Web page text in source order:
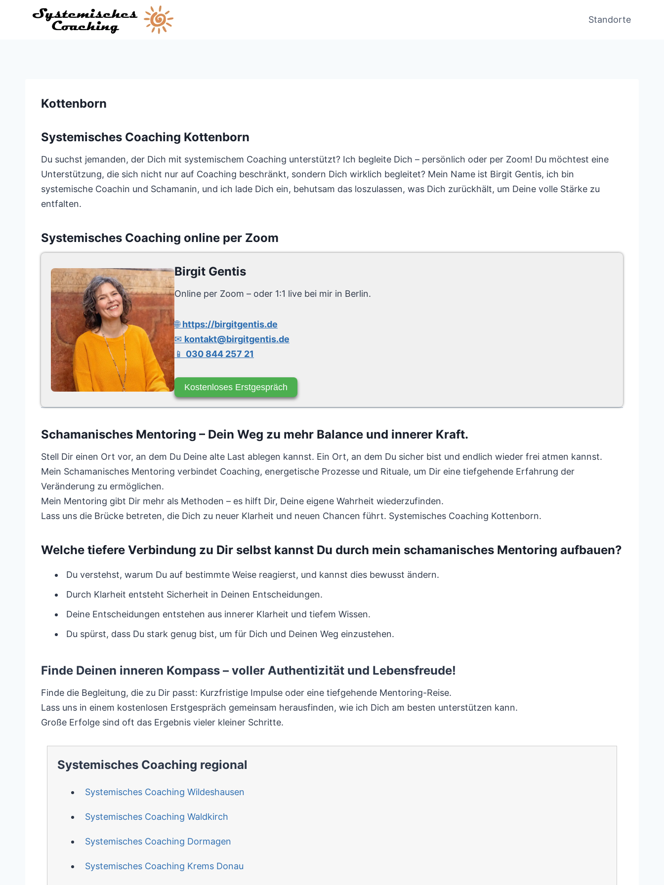
Standorte
Kottenborn
Systemisches Coaching Kottenborn
Du suchst jemanden, der Dich mit systemischem Coaching unterstützt? Ich begleite Dich – persönlich oder per Zoom! Du möchtest eine
Unterstützung, die sich nicht nur auf Coaching beschränkt, sondern Dich wirklich begleitet? Mein Name ist Birgit Gentis, ich bin
systemische Coachin und Schamanin, und ich lade Dich ein, behutsam das loszulassen, was Dich zurückhält, um Deine volle Stärke zu
entfalten.
Systemisches Coaching online per Zoom
Birgit Gentis
Online per Zoom – oder 1:1 live bei mir in Berlin.
🌐https://birgitgentis.de
✉ kontakt@birgitgentis.de
📱 030 844 257 21
Kostenloses Erstgespräch
Schamanisches Mentoring – Dein Weg zu mehr Balance und innerer Kraft.
Stell Dir einen Ort vor, an dem Du Deine alte Last ablegen kannst. Ein Ort, an dem Du sicher bist und endlich wieder frei atmen kannst.
Mein Schamanisches Mentoring verbindet Coaching, energetische Prozesse und Rituale, um Dir eine tiefgehende Erfahrung der
Veränderung zu ermöglichen.
Mein Mentoring gibt Dir mehr als Methoden – es hilft Dir, Deine eigene Wahrheit wiederzufinden.
Lass uns die Brücke betreten, die Dich zu neuer Klarheit und neuen Chancen führt. Systemisches Coaching Kottenborn.
Welche tiefere Verbindung zu Dir selbst kannst Du durch mein schamanisches Mentoring aufbauen?
Du verstehst, warum Du auf bestimmte Weise reagierst, und kannst dies bewusst ändern.
Durch Klarheit entsteht Sicherheit in Deinen Entscheidungen.
Deine Entscheidungen entstehen aus innerer Klarheit und tiefem Wissen.
Du spürst, dass Du stark genug bist, um für Dich und Deinen Weg einzustehen.
Finde Deinen inneren Kompass – voller Authentizität und Lebensfreude!
Finde die Begleitung, die zu Dir passt: Kurzfristige Impulse oder eine tiefgehende Mentoring-Reise.
Lass uns in einem kostenlosen Erstgespräch gemeinsam herausfinden, wie ich Dich am besten unterstützen kann.
Große Erfolge sind oft das Ergebnis vieler kleiner Schritte.
Systemisches Coaching regional
Systemisches Coaching Wildeshausen
Systemisches Coaching Waldkirch
Systemisches Coaching Dormagen
Systemisches Coaching Krems Donau